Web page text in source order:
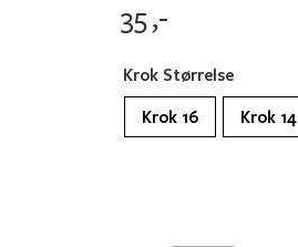
35,-
Krok Størrelse
Krok 16
Krok 14